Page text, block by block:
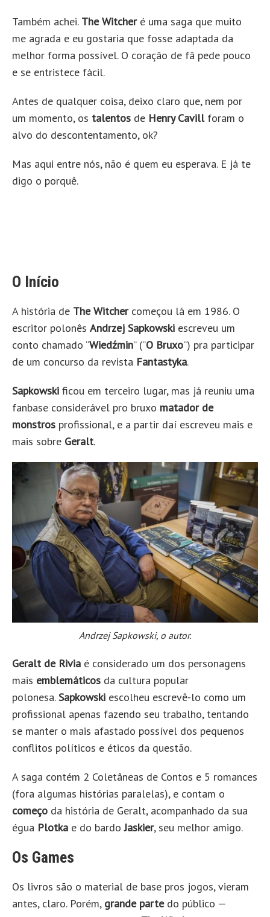
Também achei. The Witcher é uma saga que muito
me agrada e eu gostaria que fosse adaptada da
melhor forma possível. O coração de fã pede pouco
e se entristece fácil.
Antes de qualquer coisa, deixo claro que, nem por
um momento, os talentos de Henry Cavill foram o
alvo do descontentamento, ok?
Mas aqui entre nós, não é quem eu esperava. E já te
digo o porquê.
O Início
A história de The Witcher começou lá em 1986. O
escritor polonês Andrzej Sapkowski escreveu um
conto chamado “Wiedźmin” (“O Bruxo“) pra participar
de um concurso da revista Fantastyka.
Sapkowski ficou em terceiro lugar, mas já reuniu uma
fanbase considerável pro bruxo matador de
monstros profissional, e a partir daí escreveu mais e
mais sobre Geralt.
Andrzej Sapkowski, o autor.
Geralt de Rivia é considerado um dos personagens
mais emblemáticos da cultura popular
polonesa.Sapkowski escolheu escrevê-lo como um
profissional apenas fazendo seu trabalho, tentando
se manter o mais afastado possível dos pequenos
conflitos políticos e éticos da questão.
A saga contém 2 Coletâneas de Contos e 5 romances
(fora algumas histórias paralelas), e contam o
começo da história de Geralt, acompanhado da sua
égua Plotka e do bardoJaskier, seu melhor amigo.
Os Games
Os livros são o material de base pros jogos, vieram
antes, claro. Porém, grande parte do público —